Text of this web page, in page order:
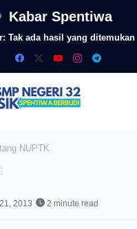
Kabar Spentiwa
Tak ada hasil yang ditemukan
NUPTK
2013
2 minute read